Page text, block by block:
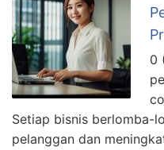
0
Setiap bisnis berlomba-
pelanggan dan